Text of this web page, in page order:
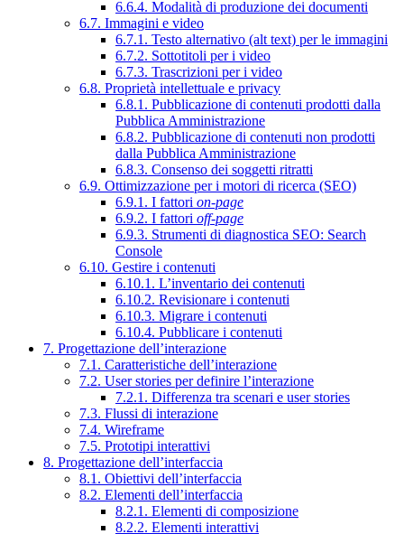
6.6.4. Modalità di produzione dei documenti
6.7. Immagini e video
6.7.1. Testo alternativo (alt text) per le immagini
6.7.2. Sottotitoli per i video
6.7.3. Trascrizioni per i video
6.8. Proprietà intellettuale e privacy
6.8.1. Pubblicazione di contenuti prodotti dalla
Pubblica Amministrazione
6.8.2. Pubblicazione di contenuti non prodotti
dalla Pubblica Amministrazione
6.8.3. Consenso dei soggetti ritratti
6.9. Ottimizzazione per i motori di ricerca (SEO)
6.9.1. I fattori on-page
6.9.2. I fattori off-page
6.9.3. Strumenti di diagnostica SEO: Search
Console
6.10. Gestire i contenuti
6.10.1. L’inventario dei contenuti
6.10.2. Revisionare i contenuti
6.10.3. Migrare i contenuti
6.10.4. Pubblicare i contenuti
7. Progettazione dell’interazione
7.1. Caratteristiche dell’interazione
7.2. User stories per definire l’interazione
7.2.1. Differenza tra scenari e user stories
7.3. Flussi di interazione
7.4. Wireframe
7.5. Prototipi interattivi
8. Progettazione dell’interfaccia
8.1. Obiettivi dell’interfaccia
8.2. Elementi dell’interfaccia
8.2.1. Elementi di composizione
8.2.2. Elementi interattivi